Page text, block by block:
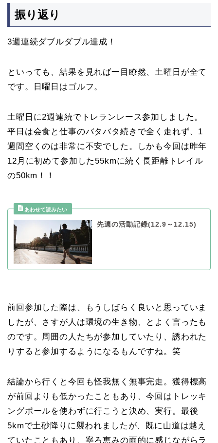
振り返り
3週連続ダブルダブル達成！
といっても、結果を見れば一目瞭然、土曜日が全て
です。日曜日はゴルフ。
土曜日に2週連続でトレランレース参加しました。
平日は会食と仕事のバタバタ続きで全く走れず、1
週間空くのは非常に不安でした。しかも今回は昨年
12月に初めて参加した55kmに続く長距離トレイル
の50km！！
先週の活動記録(12.9～12.15)
前回参加した際は、もうしばらく良いと思っていま
したが、さすが人は環境の生き物、とよく言ったも
のです。周囲の人たちが参加していたり、誘われた
りすると参加するようになるもんですね。笑
結論から行くと今回も怪我無く無事完走。獲得標高
が前回よりも低かったこともあり、今回はトレッキ
ングポールを使わずに行こうと決め、実行。最後
5kmで土砂降りに襲われましたが、既に山道は越え
ていたこともあり、寧ろ恵みの雨的に感じながらラ